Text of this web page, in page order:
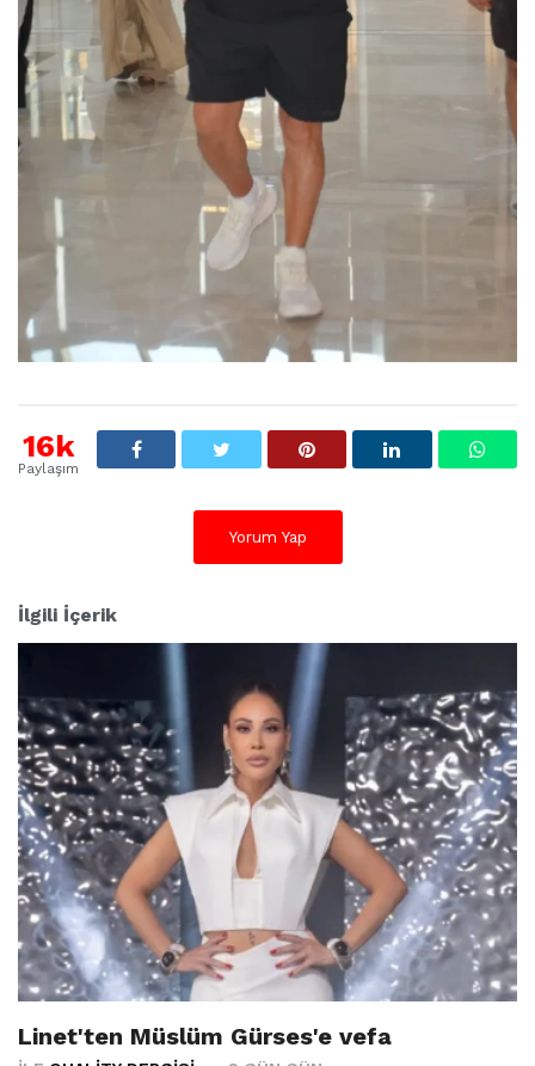
16k
Paylaşım
Yorum Yap
İlgili İçerik
Linet'ten Müslüm Gürses'e vefa